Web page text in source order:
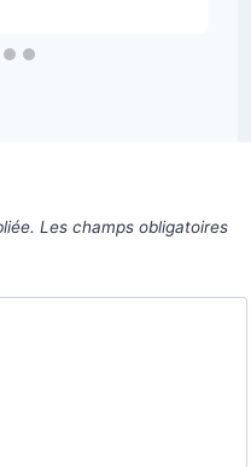
Les champs obligatoires